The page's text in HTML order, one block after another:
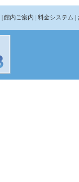
| 館内ご案内 | 料金システム